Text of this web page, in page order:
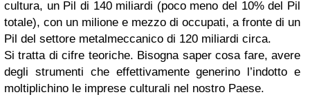
cultura, un Pil di 140 miliardi (poco meno del 10% del Pil
totale), con un milione e mezzo di occupati, a fronte di un
Pil del settore metalmeccanico di 120 miliardi circa.
Si tratta di cifre teoriche. Bisogna saper cosa fare, avere
degli strumenti che effettivamente generino l’indotto e
moltiplichino le imprese culturali nel nostro Paese.